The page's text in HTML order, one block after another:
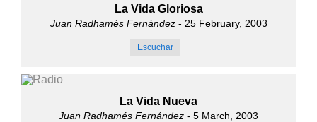
La Vida Gloriosa
Juan Radhamés Fernández- 25 February, 2003
Escuchar
La Vida Nueva
Juan Radhamés Fernández - 5 March, 2003